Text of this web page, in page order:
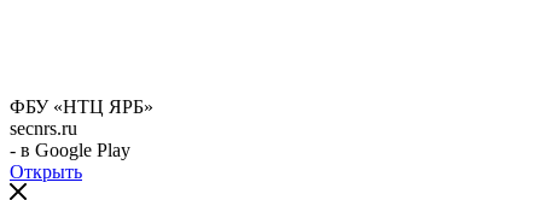
ФБУ «НТЦ ЯРБ»
secnrs.ru
- в Google Play
Открыть